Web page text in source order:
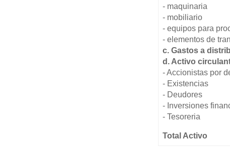
- maquinaria
- mobiliario
- equipos para
- elementos de
c. Gastos a
d. Activo
- Accionistas por
- Existencias
- Deudores
- Inversiones
- Tesoreria
Total Activo